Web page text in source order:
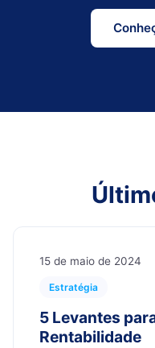
15 de maio de 2024
Estratégia
5 Levantes
Rentabilidade